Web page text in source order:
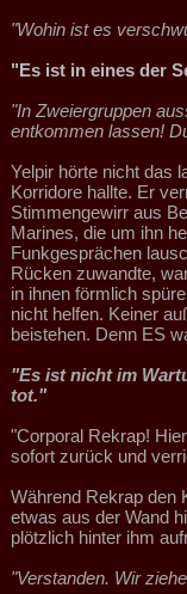
"Wohin ist es
"Es ist in eines der
"In Zweiergruppen
entkommen lassen!
Yelpir hörte nicht das
Korridore hallte. Er
Stimmengewirr aus
Marines, die um ihn
Funkgesprächen
Rücken zuwandte,
in ihnen förmlich
nicht helfen. Keiner
beistehen. Denn ES
"Es ist nicht im
tot."
"Corporal Rekrap!
sofort zurück und
Während Rekrap den
etwas aus der Wand
plötzlich hinter ihm
"Verstanden. Wir